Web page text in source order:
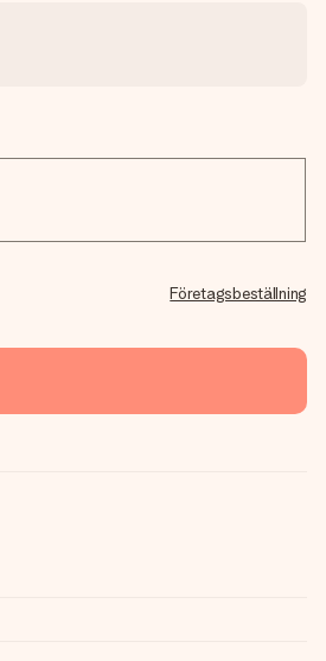
Företagsbeställning